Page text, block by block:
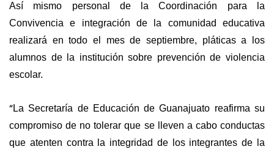
Así mismo personal de la Coordinación para la
Convivencia e integración de la comunidad educativa
realizará en todo el mes de septiembre, pláticas a los
alumnos de la institución sobre prevención de violencia
escolar.
“La Secretaría de Educación de Guanajuato reafirma su
compromiso de no tolerar que se lleven a cabo conductas
que atenten contra la integridad de los integrantes de la